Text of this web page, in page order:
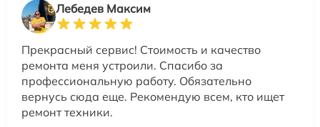
Лебедев Максим
Прекрасный сервис! Стоимость и качество
ремонта меня устроили. Спасибо за
профессиональную работу. Обязательно
вернусь сюда еще. Рекомендую всем, кто ищет
ремонт техники.